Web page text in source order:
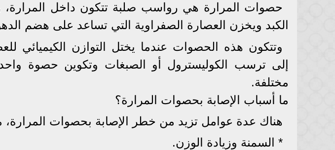
حصوات المرارة هي رواسب صلبة تتكون داخل
الكبد ويخزن العصارة الصفراوية التي تساعد على هضم
وتتكون هذه الحصوات عندما يختل التوازن الكيميائي
إلى ترسب الكوليسترول أو الصبغات وتكوين حصوة
مختلفة.
ما أسباب الإصابة بحصوات المرارة؟
هناك عدة عوامل تزيد من خطر الإصابة بحصوات المرارة،
* السمنة وزيادة الوزن.